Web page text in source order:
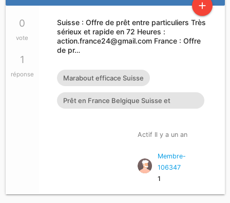
add
0
vote
1
réponse
Suisse : Offre de prêt entre particuliers Très
sérieux et rapide en 72 Heures :
action.france24@gmail.comFrance : Offre
de pr…
Marabout efficace Suisse
Prêt en France Belgique Suisse et
Actif Il y a un an
Membre-
106347
1